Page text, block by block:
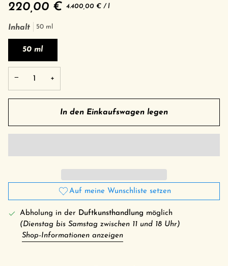
220,00 € Grundpreis
4.400,00 € /pro
l
Inhalt 50 ml
50 ml
− +
In den Einkaufswagen legen
Auf meine Wunschliste setzen
Abholung in der Duftkunsthandlung möglich
(Dienstag bis Samstag zwischen 11 und 18 Uhr)
Shop-Informationen anzeigen